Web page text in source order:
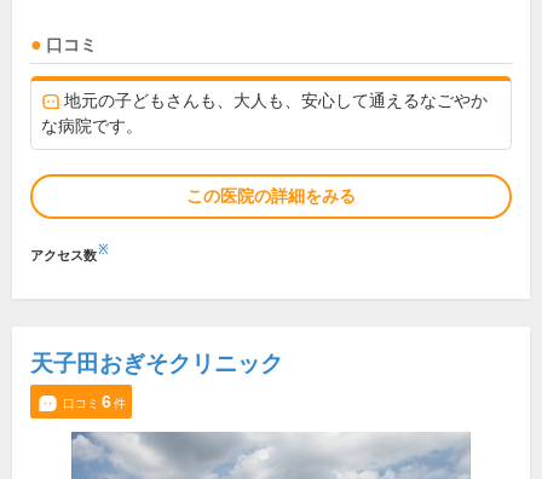
口コミ
地元の子どもさんも、大人も、安心して通えるなごやか
な病院です。
この医院の詳細をみる
アクセス数※
天子田おぎそクリニック
口コミ 6件